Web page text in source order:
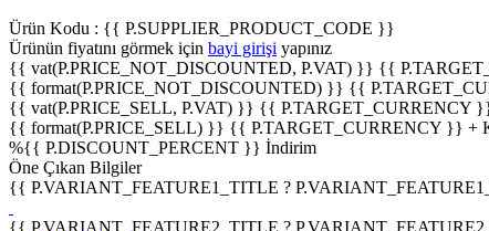
Ürün Kodu : {{ P.SUPPLIER_PRODUCT_CODE }}
Ürünün fiyatını görmek için bayi girişi yapınız
{{ vat(P.PRICE_NOT_DISCOUNTED, P.VAT) }} {{
{{ format(P.PRICE_NOT_DISCOUNTED) }} {{
{{ vat(P.PRICE_SELL, P.VAT) }} {{ P.TARGET_CURRENCY
{{ format(P.PRICE_SELL) }} {{ P.TARGET_CURRENCY }} +
%{{ P.DISCOUNT_PERCENT }} İndirim
Öne Çıkan Bilgiler
{{ P.VARIANT_FEATURE1_TITLE ?
{{ P.VARIANT_FEATURE2_TITLE ?